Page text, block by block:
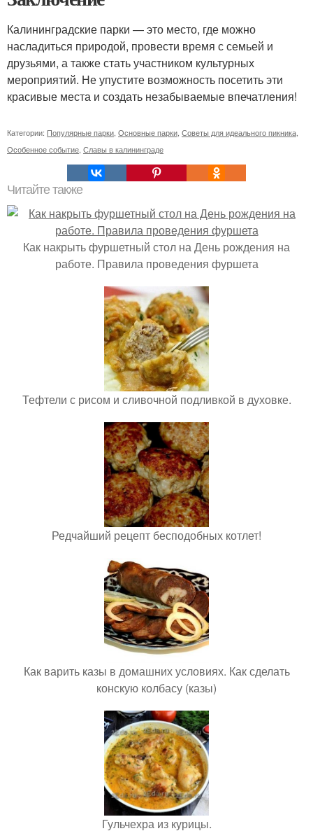
Калининградские парки — это место, где можно
насладиться природой, провести время с семьей и
друзьями, а также стать участником культурных
мероприятий. Не упустите возможность посетить эти
красивые места и создать незабываемые впечатления!
Категории: Популярные парки Основные парки Советы для идеального пикника
Особенное событие Славы в калининграде
Читайте также
Как накрыть фуршетный стол на День рождения на
работе. Правила проведения фуршета
Тефтели с рисом и сливочной подливкой в духовке.
Редчайший рецепт бесподобных котлет!
Как варить казы в домашних условиях. Как сделать
конскую колбасу (казы)
Гульчехра из курицы.